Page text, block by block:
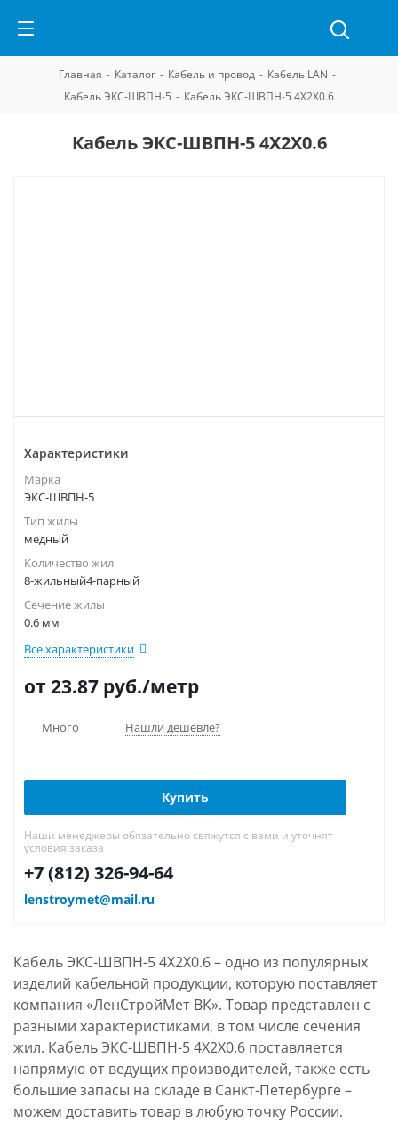
Главная - Каталог - Кабель и провод - Кабель LAN -
Кабель ЭКС-ШВПН-5 - Кабель ЭКС-ШВПН-5 4Х2Х0.6
Кабель ЭКС-ШВПН-5 4Х2Х0.6
Характеристики
Марка
ЭКС-ШВПН-5
Тип жилы
медный
Количество жил
8-жильный4-парный
Сечение жилы
0.6 мм
Все характеристики
от 23.87 руб./метр
Много Нашли дешевле?
Купить
Наши менеджеры обязательно свяжутся с вами и уточнят
условия заказа
+7 (812) 326-94-64
lenstroymet@mail.ru
Кабель ЭКС-ШВПН-5 4Х2Х0.6 – одно из популярных
изделий кабельной продукции, которую поставляет
компания «ЛенСтройМет ВК». Товар представлен с
разными характеристиками, в том числе сечения
жил. Кабель ЭКС-ШВПН-5 4Х2Х0.6 поставляется
напрямую от ведущих производителей, также есть
большие запасы на складе в Санкт-Петербурге –
можем доставить товар в любую точку России.